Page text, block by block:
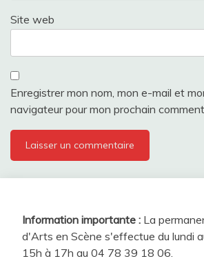
Site web
Enregistrer mon nom, mon e-mail et
navigateur pour mon prochain
Information importante : La
d'Arts en Scène s'effectue du lundi
15h à 17h au 04 78 39 18 06.